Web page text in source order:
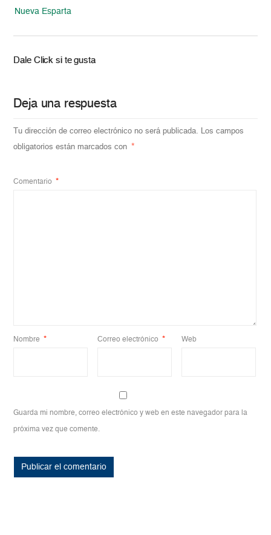
Nueva Esparta
Dale Click si te gusta
Deja una respuesta
Tu dirección de correo electrónico no será publicada. Los campos
obligatorios están marcados con *
Comentario *
Nombre * Correo electrónico * Web
Guarda mi nombre, correo electrónico y web en este navegador para la
próxima vez que comente.